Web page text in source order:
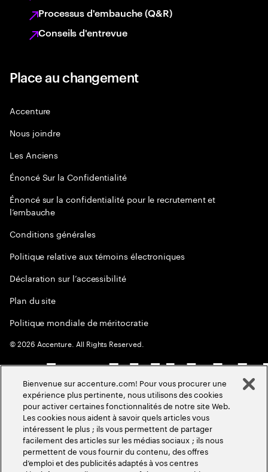
Processus d'embauche (Q&R)
Conseils d'entrevue
Place au changement
Accenture
Nous joindre
Les Anciens
Énoncé Sur la Confidentialité
Énoncé sur la confidentialité pour le recrutement et
l’embauche
Conditions générales
Politique relative aux témoins électroniques
Déclaration sur l’accessibilité
Plan du site
Politique mondiale de méritocratie
©2026 Accenture. All Rights Reserved.
Bienvenue sur accenture.com! Pour vous procurer une
expérience plus pertinente, nous utilisons des cookies
pour activer certaines fonctionnalités de notre site Web.
Les cookies nous aident à savoir quels articles vous
intéressent le plus ; ils vous permettent de partager
facilement des articles sur les médias sociaux ; ils nous
permettent de vous fournir du contenu, des offres
d’emploi et des publicités adaptés à vos centres